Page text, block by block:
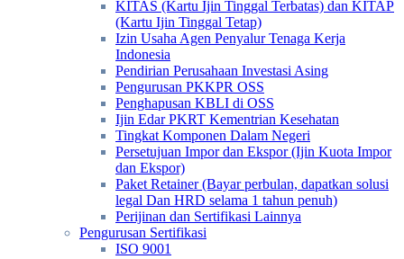
KITAS (Kartu Ijin Tinggal Terbatas) dan KITAP
(Kartu Ijin Tinggal Tetap)
Izin Usaha Agen Penyalur Tenaga Kerja
Indonesia
Pendirian Perusahaan Investasi Asing
Pengurusan PKKPR OSS
Penghapusan KBLI di OSS
Ijin Edar PKRT Kementrian Kesehatan
Tingkat Komponen Dalam Negeri
Persetujuan Impor dan Ekspor (Ijin Kuota Impor
dan Ekspor)
Paket Retainer (Bayar perbulan, dapatkan solusi
legal Dan HRD selama 1 tahun penuh)
Perijinan dan Sertifikasi Lainnya
Pengurusan Sertifikasi
ISO 9001